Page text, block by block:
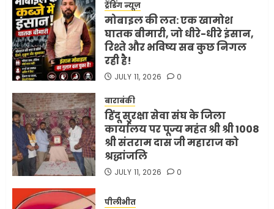
ट्रेंडिंग न्यूज़
मोबाइल की लत: एक खामोश
घातक बीमारी, जो धीरे-धीरे इंसान,
रिश्ते और भविष्य सब कुछ निगल
रही है!
JULY 11, 2026 0
बाराबंकी
हिंदू सुरक्षा सेवा संघ के जिला
कार्यालय पर पूज्य महंत श्री श्री 1008
श्री संतराम दास जी महाराज को
श्रद्धांजलि
JULY 11, 2026 0
पीलीभीत